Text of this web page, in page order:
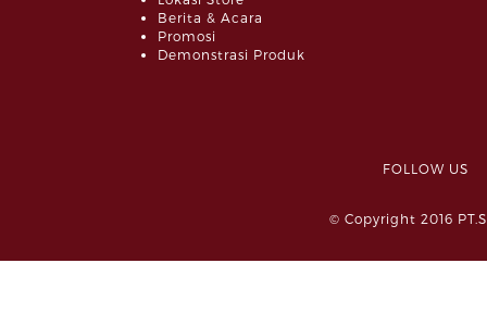
Berita & Acara
Promosi
Demonstrasi Produk
FOLLOW
© Copyright 2016